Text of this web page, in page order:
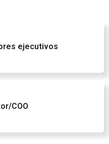
ejecutivos
COO